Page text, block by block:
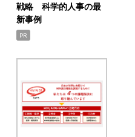
戦略 科学的人事の最
新事例
PR